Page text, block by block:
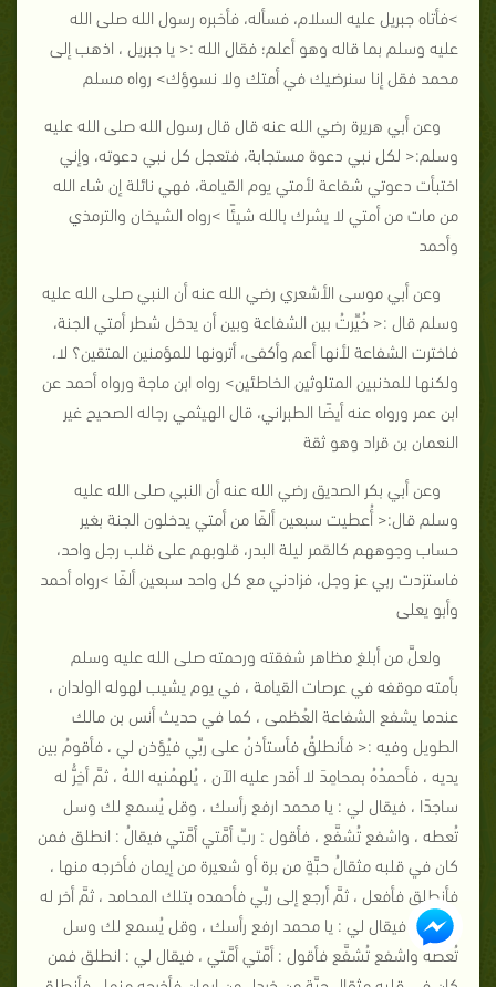
>فأتاه جبريل عليه السلام، فسأله، فأخبره رسول الله صلى الله
عليه وسلم بما قاله وهو أعلم؛ فقال الله :< يا جبريل ، اذهب إلى
محمد فقل إنا سنرضيك في أمتك ولا نسوؤك> رواه مسلم
وعن أبي هريرة رضي الله عنه قال قال رسول الله صلى الله عليه
وسلم:< لكل نبي دعوة مستجابة، فتعجل كل نبي دعوته، وإني
اختبأت دعوتي شفاعة لأمتي يوم القيامة، فهي نائلة إن شاء الله
من مات من أمتي لا يشرك بالله شيئًا >رواه الشيخان والترمذي
وأحمد
وعن أبي موسى الأشعري رضي الله عنه أن النبي صلى الله عليه
وسلم قال :< خُيِّرتُ بين الشفاعة وبين أن يدخل شطر أمتي الجنة،
فاخترت الشفاعة لأنها أعم وأكفى، أترونها للمؤمنين المتقين؟ لا،
ولكنها للمذنبين المتلوثين الخاطئين> رواه ابن ماجة ورواه أحمد عن
ابن عمر ورواه عنه أيضًا الطبراني، قال الهيثمي رجاله الصحيح غير
النعمان بن قراد وهو ثقة
وعن أبي بكر الصديق رضي الله عنه أن النبي صلى الله عليه
وسلم قال:< أُعطيت سبعين ألفًا من أمتي يدخلون الجنة بغير
حساب وجوههم كالقمر ليلة البدر، قلوبهم على قلب رجل واحد،
فاستزدت ربي عز وجل، فزادني مع كل واحد سبعين ألفًا >رواه أحمد
وأبو يعلى
ولعلَّ من أبلغ مظاهر شفقته ورحمته صلى الله عليه وسلم
بأمته موقفه في عرصات القيامة ، في يوم يشيب لهوله الولدان ،
عندما يشفع الشفاعة العُظمى ، كما في حديث أنس بن مالك
الطويل وفيه :< فأنطلقُ فأستأذنُ على ربِّي فيُؤذن لي ، فأقومُ بين
يديه ، فأحمدُهُ بمحامِدَ لا أقدر عليه الآن ، يُلهمُنيه اللهُ ، ثمَّ أخِرُّ له
ساجدًا ، فيقال لي : يا محمد ارفع رأسك ، وقل يُسمع لك وسل
تُعطه ، واشفع تُشفَّع ، فأقول : ربِّ أمَّتي أمَّتي فيقالُ : انطلق فمن
كان في قلبه مثقالُ حبَّةٍ من برة أو شعيرة من إيمان فأخرجه منها ،
فأنطلق فأفعل ، ثمَّ أرجع إلى ربِّي فأحمده بتلك المحامد ، ثمَّ أخر له
ساجدًا ، فيقال لي : يا محمد ارفع رأسك ، وقل يُسمع لك وسل
تُعطه واشفع تُشفَّع فأقول : أمَّتي أمَّتي ، فيقال لي : انطلق فمن